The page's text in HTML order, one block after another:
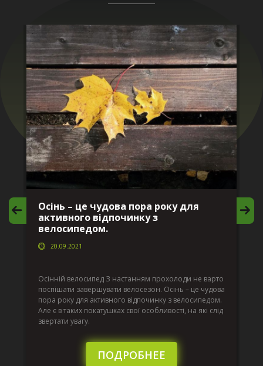
Осінь – це чудова пора року для
активного відпочинку з
велосипедом.
20.09.2021
Осінній велосипед З настанням прохолоди не варто
поспішати завершувати велосезон. Осінь – це чудова
пора року для активного відпочинку з велосипедом.
Але є в таких покатушках свої особливості, на які слід
звертати увагу.
ПОДРОБНЕЕ